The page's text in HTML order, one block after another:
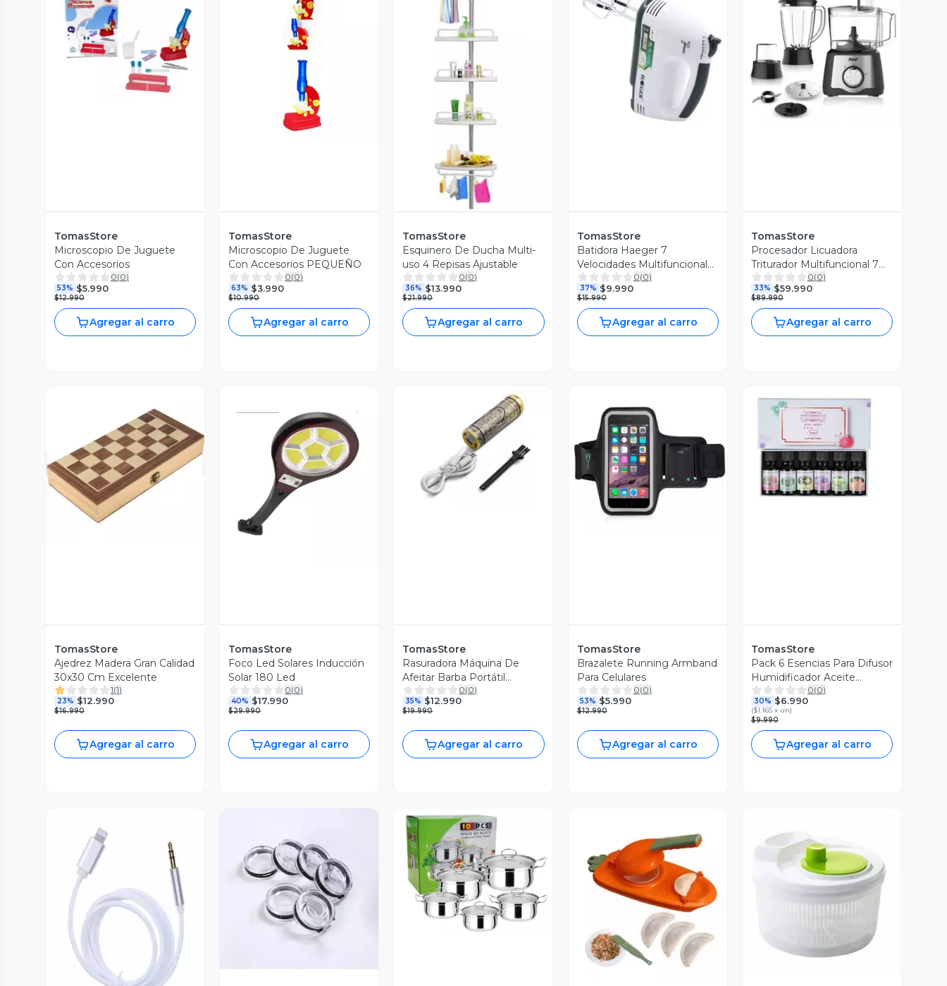
Vista Previa
TomasStore
Microscopio De Juguete
Con Accesorios
0(0)
53% $5.990
$12.990
Agregar al carro
Vista Previa
TomasStore
Microscopio De Juguete
Con Accesorios PEQUEÑO
0(0)
63% $3.990
$10.990
Agregar al carro
Vista Previa
TomasStore
Esquinero De Ducha Multi-
uso 4 Repisas Ajustable
0(0)
36% $13.990
$21.990
Agregar al carro
Vista Previa
TomasStore
Batidora Haeger 7
Velocidades Multifuncional
Reposteria 0(0)
37% $9.990
$15.990
Agregar al carro
Vista Previa
TomasStore
Procesador Licuadora
Triturador Multifuncional 7
En 1 R.305
0(0)
33% $59.990
$89.990
Agregar al carro
Vista Previa
TomasStore
Ajedrez Madera Gran Calidad
30x30 Cm Excelente
1(1)
23% $12.990
$16.990
Agregar al carro
Vista Previa
TomasStore
Foco Led Solares Inducción
Solar 180 Led
0(0)
40% $17.990
$29.990
Agregar al carro
Vista Previa
TomasStore
Rasuradora Máquina De
Afeitar Barba Portátil
Recargable0(0)
35% $12.990
$19.990
Agregar al carro
Vista Previa
TomasStore
Brazalete Running Armband
Para Celulares
0(0)
53% $5.990
$12.990
Agregar al carro
Vista Previa
TomasStore
Pack 6 Esencias Para Difusor
Humidificador Aceite
Esencial
0(0)
30% $6.990
($1.165 x un)
$9.990
Agregar al carro
Vista Previa
Vista Previa
Vista Previa
Vista Previa
Vista Previa